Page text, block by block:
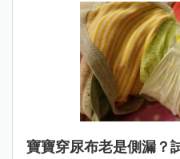
寶寶穿尿布老是側漏？